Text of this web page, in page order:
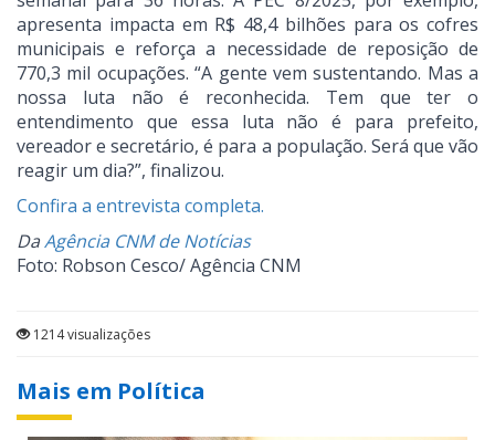
apresenta impacta em R$ 48,4 bilhões para os cofres
municipais e reforça a necessidade de reposição de
770,3 mil ocupações. “A gente vem sustentando. Mas a
nossa luta não é reconhecida. Tem que ter o
entendimento que essa luta não é para prefeito,
vereador e secretário, é para a população. Será que vão
reagir um dia?”, finalizou.
Confira a entrevista completa.
DaAgência CNM de Notícias
Foto: Robson Cesco/ Agência CNM
1214 visualizações
Mais em Política